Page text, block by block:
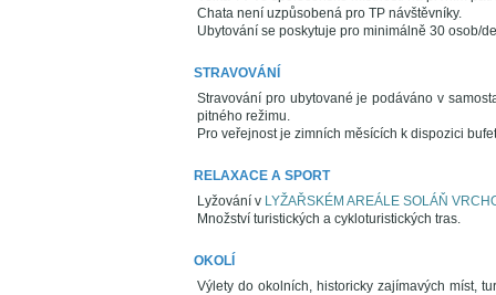
Chata není uzpůsobená pro TP návštěvníky.
Ubytování se poskytuje pro minimálně 30 osob/
STRAVOVÁNÍ
Stravování pro ubytované je podáváno v
pitného režimu.
Pro veřejnost je zimních měsících k dispozici
RELAXACE A SPORT
Lyžování v LYŽAŘSKÉM AREÁLE SOLÁŇ
Množství turistických a cykloturistických tras.
OKOLÍ
Výlety do okolních, historicky zajímavých míst,